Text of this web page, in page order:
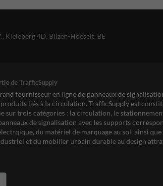
Kieleberg 4D, Bilzen-Hoeselt, BE
de TrafficSupply
fournisseur en ligne de panneaux de
liés à la circulation. TrafficSupply est
sur trois catégories : la circulation, le
de signalisation avec les supports
du matériel de marquage au sol, ainsi
et du mobilier urbain durable au design